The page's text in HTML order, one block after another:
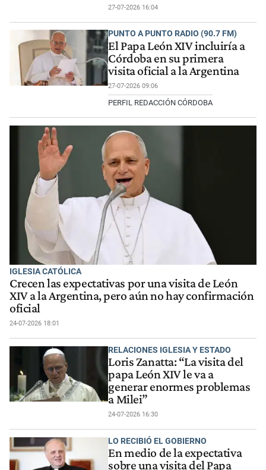
27-07-2026 16:04
PUNTO A PUNTO RADIO (90.7 FM)
El Papa León XIV incluiría a
Córdoba en su primera
visita oficial a la Argentina
27-07-2026 09:06
PERFIL REDACCIÓN CÓRDOBA
IGLESIA CATÓLICA
Crecen las expectativas por una visita de León
XIV a la Argentina, pero aún no hay confirmación
oficial
24-07-2026 18:01
RELACIONES IGLESIA Y ESTADO
Loris Zanatta: “La visita del
papa León XIV le va a
generar enormes problemas
a Milei”
24-07-2026 16:30
LO RECIBIÓ EL GOBIERNO
En medio de la expectativa
sobre una visita del Papa